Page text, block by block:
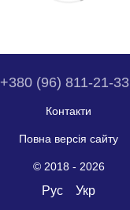
+380 (96) 811-21-33
Контакти
Повна версія сайту
© 2018 - 2026
Рус Укр